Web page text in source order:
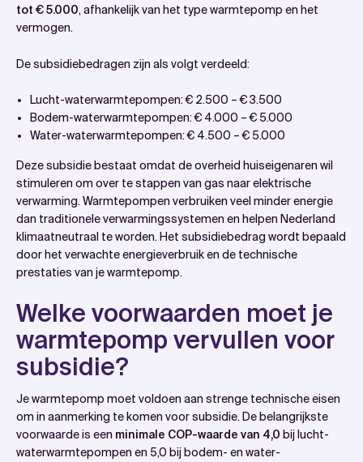
tot € 5.000, afhankelijk van het type warmtepomp en het
vermogen.
De subsidiebedragen zijn als volgt verdeeld:
Lucht-waterwarmtepompen: € 2.500 – € 3.500
Bodem-waterwarmtepompen: € 4.000 – € 5.000
Water-waterwarmtepompen: € 4.500 – € 5.000
Deze subsidie bestaat omdat de overheid huiseigenaren wil
stimuleren om over te stappen van gas naar elektrische
verwarming. Warmtepompen verbruiken veel minder energie
dan traditionele verwarmingssystemen en helpen Nederland
klimaatneutraal te worden. Het subsidiebedrag wordt bepaald
door het verwachte energieverbruik en de technische
prestaties van je warmtepomp.
Welke voorwaarden moet je
warmtepomp vervullen voor
subsidie?
Je warmtepomp moet voldoen aan strenge technische eisen
om in aanmerking te komen voor subsidie. De belangrijkste
voorwaarde is een minimale COP-waarde van 4,0 bij lucht-
waterwarmtepompen en 5,0 bij bodem- en water-